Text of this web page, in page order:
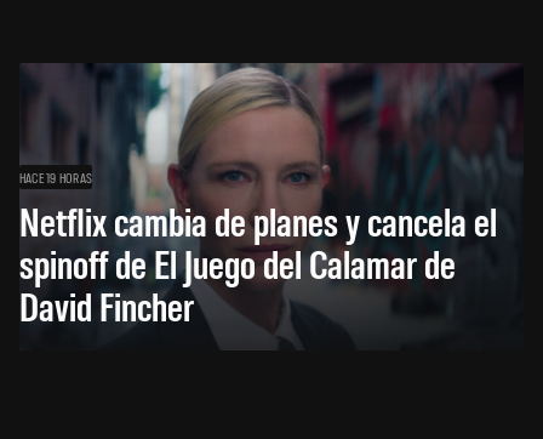
HACE 19 HORAS
Netflix cambia de planes y cancela el
spinoff de El Juego del Calamar de
David Fincher